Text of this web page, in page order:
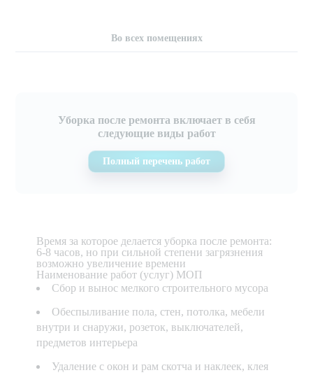
Во всех помещениях
Уборка после ремонта включает в себя
следующие виды работ
Полный перечень работ
Время за которое делается уборка после ремонта:
6-8 часов, но при сильной степени загрязнения
возможно увеличение времени
Наименование работ (услуг) МОП
Сбор и вынос мелкого строительного мусора
Обеспыливание пола, стен, потолка, мебели
внутри и снаружи, розеток, выключателей,
предметов интерьера
Удаление с окон и рам скотча и наклеек, клея